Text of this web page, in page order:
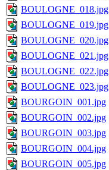
BOULOGNE_018.jpg
BOULOGNE_019.jpg
BOULOGNE_020.jpg
BOULOGNE_021.jpg
BOULOGNE_022.jpg
BOULOGNE_023.jpg
BOURGOIN_001.jpg
BOURGOIN_002.jpg
BOURGOIN_003.jpg
BOURGOIN_004.jpg
BOURGOIN_005.jpg